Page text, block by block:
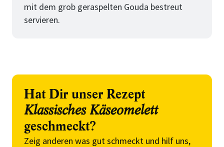
mit dem grob geraspelten Gouda bestreut
servieren.
Hat Dir unser Rezept
Klassisches Käseomelett
geschmeckt?
Zeig anderen was gut schmeckt und hilf uns,